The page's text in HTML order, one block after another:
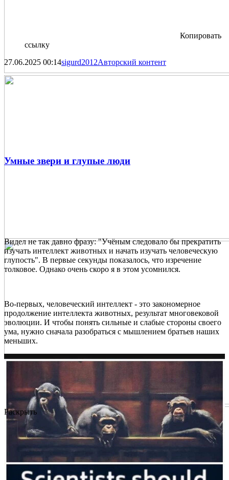
Копировать
ссылку
27.06.2025 00:14sigurd2012Авторский контент
Умные звери и глупые люди
Видел не так давно фразу: "Учёным следовало бы прекратить
изучать интеллект животных и начать изучать человеческую
глупость". В первые секунды показалось, что изречение
толковое. Однако очень скоро я в этом усомнился.
Во-первых, человеческий интеллект - это закономерное
продолжение интеллекта животных, результат многовековой
эволюции. И чтобы понять сильные и слабые стороны своего
ума, нужно сначала разобраться с мышлением братьев наших
меньших.
Раскрыть